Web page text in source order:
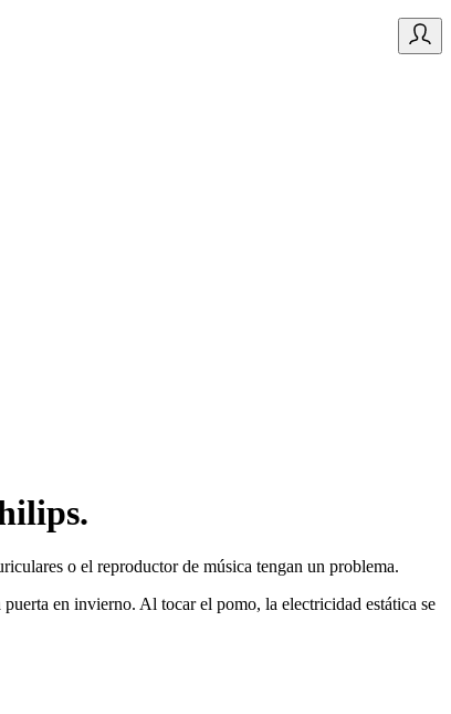
o el reproductor de música tengan un problema.
en invierno. Al tocar el pomo, la electricidad estática se